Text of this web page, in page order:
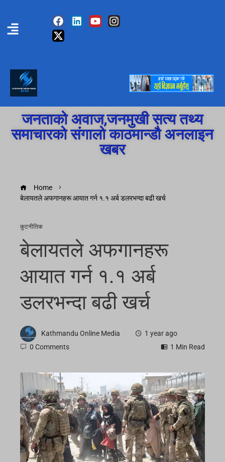
जनताको अवाज,जनमुखी सत्य तथ्य
समाचारको संगालो काठमान्डौ अनलाइन
खबर
Home
बेलायतले अफगानहरू आयात गर्न १.१ अर्ब डलरभन्दा बढी खर्च
कुटनीतिक
बेलायतले अफगानहरू
आयात गर्न १.१ अर्ब
डलरभन्दा बढी खर्च
Kathmandu Online Media
1 year ago
0 Comments
1 Min Read